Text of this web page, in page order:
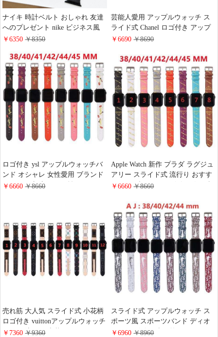
ナイキ 時計ベルト おしゃれ 友達
へのプレゼント nike ビジネス風
ロゴ付き ブランド Apple Watch ス
ップルウォッチバンド 送料無料
￥6350￥8350
芸能人愛用 アップルウォッチ ス
ライド式 Chanel ロゴ付き アップ
ルウォッチバンド シャネル ハイ
綺麗 人工皮革 流行り おしゃれ
￥6690￥8690
ロゴ付き ysl アップルウォッチバ
ンド オシャレ 女性愛用 ブランド
スライド式 流行り 個性 Apple
￥6660￥8660
Apple Watch 新作 プラダ ラグジュ
アリー スライド式 流行り おすす
め ハイブランド ロゴ付き 人工皮
チバンド
￥6660￥8660
売れ筋 大人気 スライド式 小花柄
ロゴ付き vuittonアップルウォッチ
バンド 流行り 本革 Apple Watch
￥7360￥9360
スライド式 アップルウォッチ ス
ポーツ風 スポーツバンド ディオ
ール ロゴ付き 売れ筋 おすすめ ハ
￥6960￥8960